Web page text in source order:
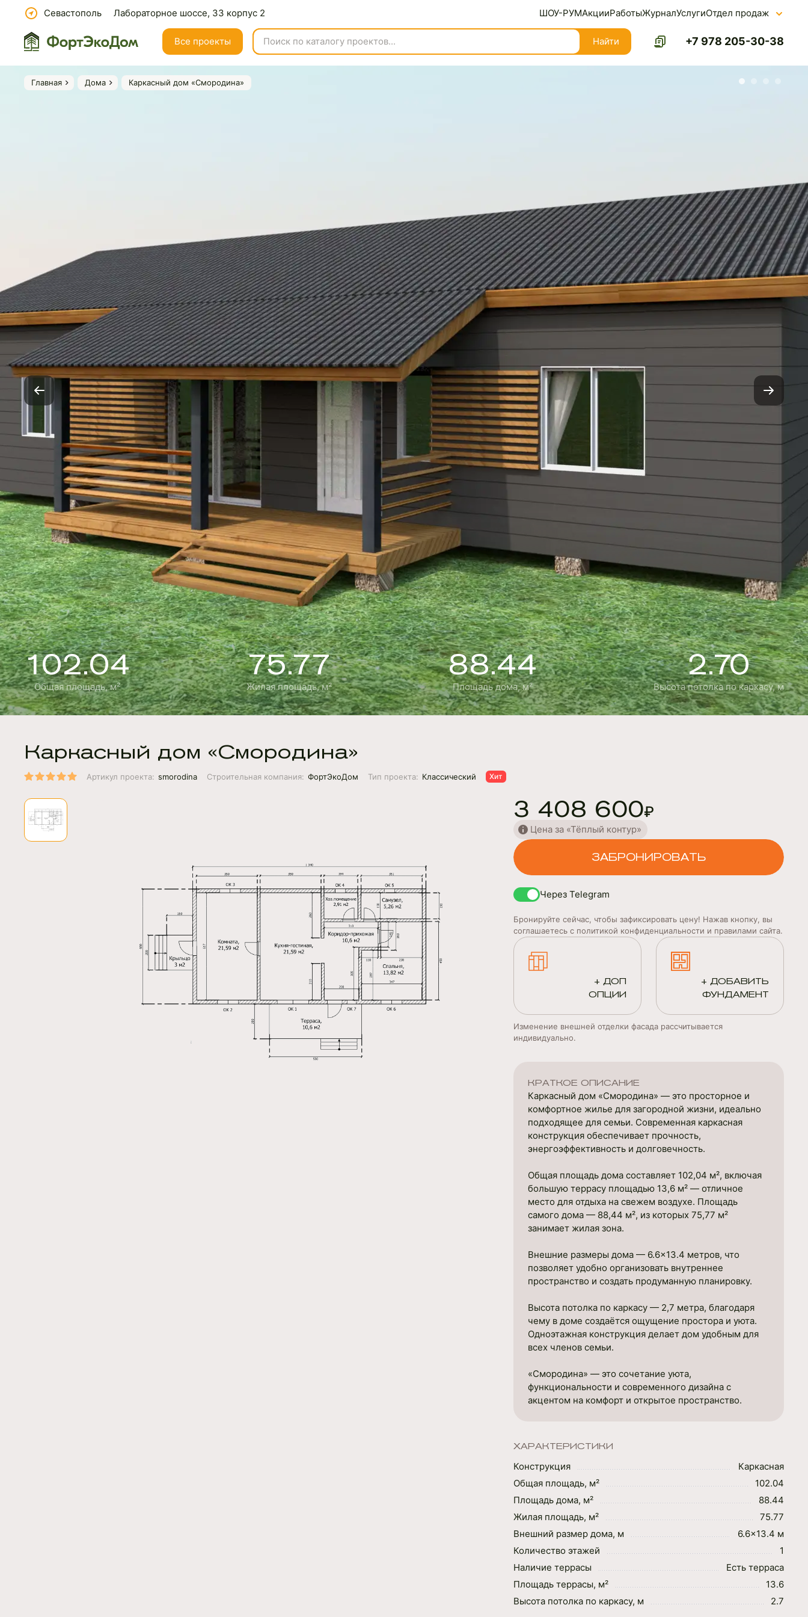
Севастополь Лабораторное шоссе, 33 корпус 2 ШОУ-РУМАкцииРаботыЖурналУслугиОтдел продаж
Все проекты Найти +7 978 205-30-38
Главная Дома Каркасный дом «Смородина»
102.04
Общая площадь, м²
75.77
Жилая площадь, м²
88.44
Площадь дома, м²
2.70
Высота потолка по каркасу, м
Каркасный дом «Смородина»
Артикул проекта: smorodina Строительная компания: ФортЭкоДом Тип проекта: Классический Хит
3 408 600₽
Цена за «Тёплый контур»
ЗАБРОНИРОВАТЬ
Через Telegram
Бронируйте сейчас, чтобы зафиксировать цену! Нажав кнопку, вы
соглашаетесь с политикой конфиденциальности и правилами сайта.
+ ДОП
ОПЦИИ
+ ДОБАВИТЬ
ФУНДАМЕНТ
Изменение внешней отделки фасада рассчитывается
индивидуально.
КРАТКОЕ ОПИСАНИЕ
Каркасный дом «Смородина» — это просторное и
комфортное жилье для загородной жизни, идеально
подходящее для семьи. Современная каркасная
конструкция обеспечивает прочность,
энергоэффективность и долговечность.
Общая площадь дома составляет 102,04 м², включая
большую террасу площадью 13,6 м² — отличное
место для отдыха на свежем воздухе. Площадь
самого дома — 88,44 м², из которых 75,77 м²
занимает жилая зона.
Внешние размеры дома — 6.6×13.4 метров, что
позволяет удобно организовать внутреннее
пространство и создать продуманную планировку.
Высота потолка по каркасу — 2,7 метра, благодаря
чему в доме создаётся ощущение простора и уюта.
Одноэтажная конструкция делает дом удобным для
всех членов семьи.
«Смородина» — это сочетание уюта,
функциональности и современного дизайна с
акцентом на комфорт и открытое пространство.
ХАРАКТЕРИСТИКИ
Конструкция
Каркасная
Общая площадь, м²
102.04
Площадь дома, м²
88.44
Жилая площадь, м²
75.77
Внешний размер дома, м
6.6×13.4 м
Количество этажей
1
Наличие террасы
Есть терраса
Площадь террасы, м²
13.6
Высота потолка по каркасу, м
2.7